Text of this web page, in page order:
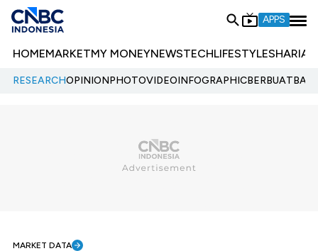
APPS
HOMEMARKETMY MONEYNEWSTECHLIFESTYLESHARIA
RESEARCHOPINIONPHOTOVIDEOINFOGRAPHIC
MARKET DATA